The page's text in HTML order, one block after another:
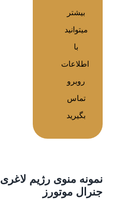
بیشتر
میتوانید
با
اطلاعات
روبرو
تماس
بگیرید
نمونه منوی رژیم لاغری
جنرال موتورز